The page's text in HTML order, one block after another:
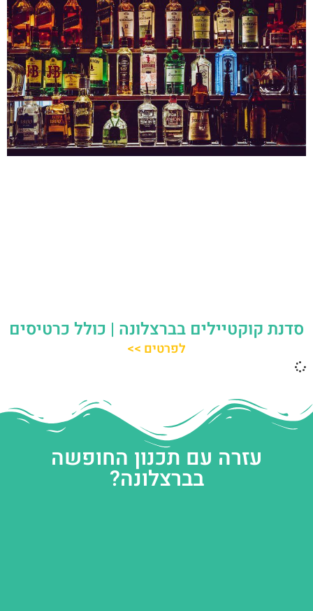
סדנת קוקטיילים בברצלונה | כולל כרטיסים
לפרטים >>
עזרה עם תכנון החופשה
בברצלונה?